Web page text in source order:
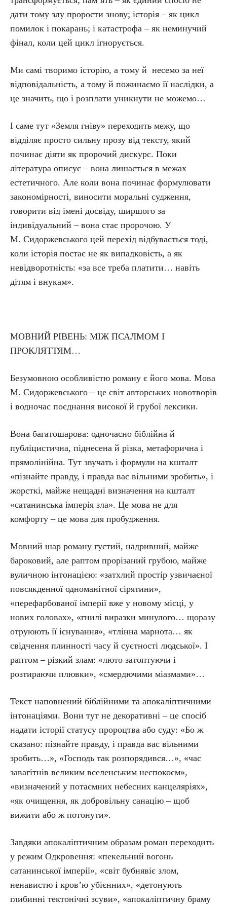
дати тому злу прорости знову; історія – як цикл
помилок і покарань; і катастрофа – як неминучий
фінал, коли цей цикл ігнорується.
Ми самі творимо історію, а тому й несемо за неї
відповідальність, а тому й пожинаємо її наслідки, а
це значить, що і розплати уникнути не можемо…
І саме тут «Земля гніву» переходить межу, що
відділяє просто сильну прозу від тексту, який
починає діяти як пророчий дискурс. Поки
література описує – вона лишається в межах
естетичного. Але коли вона починає формулювати
закономірності, виносити моральні судження,
говорити від імені досвіду, ширшого за
індивідуальний – вона стає пророчою. У
М. Сидоржевського цей перехід відбувається тоді,
коли історія постає не як випадковість, а як
невідворотність: «за все треба платити… навіть
дітям і внукам».
МОВНИЙ РІВЕНЬ: МІЖ ПСАЛМОМ І
ПРОКЛЯТТЯМ…
Безумовною особливістю роману є його мова. Мова
М. Сидоржевського – це світ авторських новотворів
і водночас поєднання високої й грубої лексики.
Вона багатошарова: одночасно біблійна й
публіцистична, піднесена й різка, метафорична і
прямолінійна. Тут звучать і формули на кшталт
«пізнайте правду, і правда вас вільними зробить», і
жорсткі, майже нещадні визначення на кшталт
«сатанинська імперія зла». Це мова не для
комфорту – це мова для пробудження.
Мовний шар роману густий, надривний, майже
бароковий, але раптом прорізаний грубою, майже
вуличною інтонацією: «затхлий простір узвичаєної
повсякденної одноманітної сірятини»,
«перефарбованої імперії вже у новому місці, у
нових головах», «гнилі виразки минулого… щоразу
отруюють її існування», «тлінна марнота… як
свідчення плинності часу й суєтності людської». І
раптом – різкий злам: «люто затоптуючи і
розтираючи плювки», «смердючими міазмами»…
Текст наповнений біблійними та апокаліптичними
інтонаціями. Вони тут не декоративні – це спосіб
надати історії статусу пророцтва або суду: «Бо ж
сказано: пізнайте правду, і правда вас вільними
зробить…», «Господь так розпорядився…», «час
завагітнів великим вселенським неспокоєм»,
«визначений у потаємних небесних канцеляріях»,
«як очищення, як добровільну санацію – щоб
вижити або ж потонути».
Завдяки апокаліптичним образам роман переходить
у режим Одкровення: «пекельний вогонь
сатанинської імперії», «світ бубнявіє злом,
ненавистю і кров’ю убієнних», «детонують
глибинні тектонічні зсуви», «апокаліптичну браму